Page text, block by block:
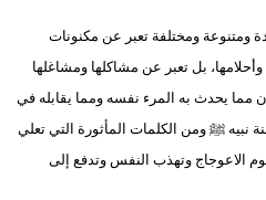
ومتنوعة ومختلفة تعبر عن مكنونات
بل تعبر عن مشاكلها ومشاغلها
مما يحدث به المرء نفسه ومما يقابله في
نبيه ﷺ ومن الكلمات المأثورة التي تعلي
الاعوجاج وتهذب النفس وتدفع إلى